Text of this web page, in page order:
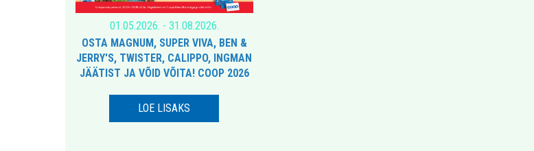
01.05.2026. - 31.08.2026.
OSTA MAGNUM, SUPER VIVA, BEN &
JERRY'S, TWISTER, CALIPPO, INGMAN
JÄÄTIST JA VÕID VÕITA! COOP 2026
LOE LISAKS